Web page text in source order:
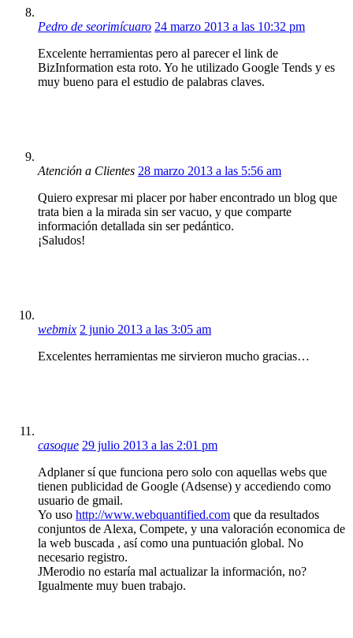
Pedro de seorimícuaro 24 marzo 2013 a las 10:32 pm
Excelente herramientas pero al parecer el link de
BizInformation esta roto. Yo he utilizado Google Tends y es
muy bueno para el estudio de palabras claves.
Atención a Clientes 28 marzo 2013 a las 5:56 am
Quiero expresar mi placer por haber encontrado un blog que
trata bien a la mirada sin ser vacuo, y que comparte
información detallada sin ser pedántico.
¡Saludos!
webmix 2 junio 2013 a las 3:05 am
Excelentes herramientas me sirvieron mucho gracias…
casoque 29 julio 2013 a las 2:01 pm
Adplaner sí que funciona pero solo con aquellas webs que
tienen publicidad de Google (Adsense) y accediendo como
usuario de gmail.
Yo uso http://www.webquantified.com que da resultados
conjuntos de Alexa, Compete, y una valoración economica de
la web buscada , así como una puntuación global. No
necesario registro.
JMerodio no estaría mal actualizar la información, no?
Igualmente muy buen trabajo.